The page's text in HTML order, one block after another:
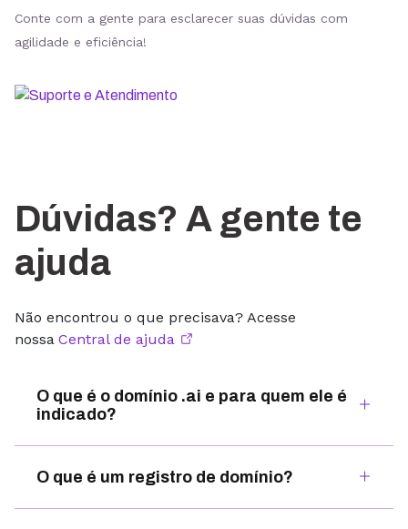
Conte com a gente para esclarecer suas dúvidas com
agilidade e eficiência!
Dúvidas? A gente te
ajuda
Não encontrou o que precisava? Acesse
nossa Central de ajuda
O que é o domínio .ai e para quem ele é
indicado?
O que é um registro de domínio?